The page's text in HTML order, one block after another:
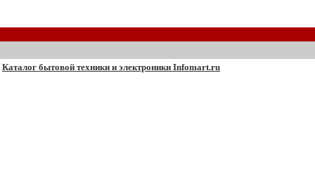
Каталог бытовой техники и электроники Infomart.ru